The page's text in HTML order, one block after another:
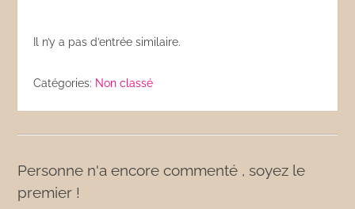
Il n’y a pas d’entrée similaire.
Catégories: Non classé
Personne n'a encore commenté , soyez le
premier !